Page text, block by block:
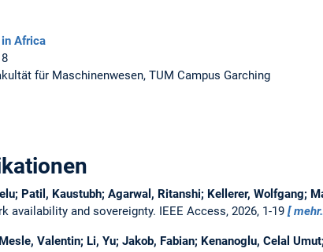
Africa
für Maschinenwesen, TUM Campus Garching
Patil, Kaustubh; Agarwal, Ritanshi; Kellerer, Wolfgang;
availability and sovereignty. IEEE Access, 2026, 1-19
Valentin; Li, Yu; Jakob, Fabian; Kenanoglu, Celal